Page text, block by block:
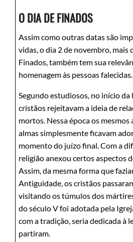
O DIA DE FINADOS
Assim como outras datas são
vidas, o dia 2 de novembro, mais
Finados, também tem sua
homenagem às pessoas falecidas.
Segundo estudiosos, no início
cristãos rejeitavam a ideia de
mortos. Nessa época os
almas simplesmente ficavam
momento do juízo final. Com a
religião anexou certos aspectos
Assim, da mesma forma que
Antiguidade, os cristãos
visitando os túmulos dos
do século V foi adotada pela
com a tradição, seria dedicada à
partiram.